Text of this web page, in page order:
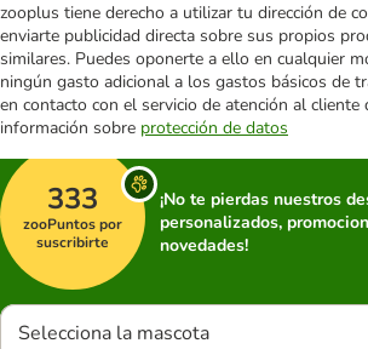
zooplus tiene derecho a utilizar tu dirección de
enviarte publicidad directa sobre sus propios
similares. Puedes oponerte a ello en cualquier
ningún gasto adicional a los gastos básicos de
en contacto con el servicio de atención al cliente
información sobre protección de datos
333
zooPuntos por
suscribirte
¡No te pierdas nuestros
personalizados,
novedades!
Selecciona la mascota